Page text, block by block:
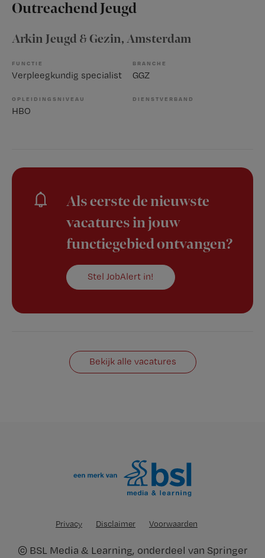
Outreachend Jeugd
Arkin Jeugd & Gezin, Amsterdam
FUNCTIE
Verpleegkundig specialist
BRANCHE
GGZ
OPLEIDINGSNIVEAU
HBO
DIENSTVERBAND
Als eerste de nieuwste
vacatures in jouw
functiegebied ontvangen?
Stel JobAlert in!
Bekijk alle vacatures
Privacy Disclaimer Voorwaarden
© BSL Media & Learning, onderdeel van Springer